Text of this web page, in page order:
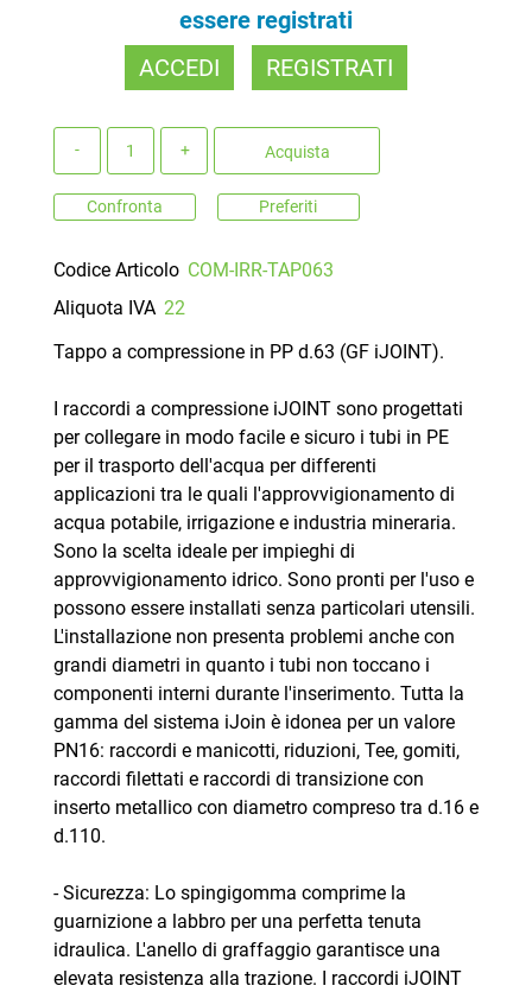
essere registrati
ACCEDI
REGISTRATI
Acquista
Confronta Preferiti
Codice Articolo COM-IRR-TAP063
Aliquota IVA 22
Tappo a compressione in PP d.63 (GF iJOINT).
I raccordi a compressione iJOINT sono progettati
per collegare in modo facile e sicuro i tubi in PE
per il trasporto dell'acqua per differenti
applicazioni tra le quali l'approvvigionamento di
acqua potabile, irrigazione e industria mineraria.
Sono la scelta ideale per impieghi di
approvvigionamento idrico. Sono pronti per l'uso e
possono essere installati senza particolari utensili.
L'installazione non presenta problemi anche con
grandi diametri in quanto i tubi non toccano i
componenti interni durante l'inserimento. Tutta la
gamma del sistema iJoin è idonea per un valore
PN16: raccordi e manicotti, riduzioni, Tee, gomiti,
raccordi filettati e raccordi di transizione con
inserto metallico con diametro compreso tra d.16 e
d.110.
- Sicurezza: Lo spingigomma comprime la
guarnizione a labbro per una perfetta tenuta
idraulica. L'anello di graffaggio garantisce una
elevata resistenza alla trazione. I raccordi iJOINT